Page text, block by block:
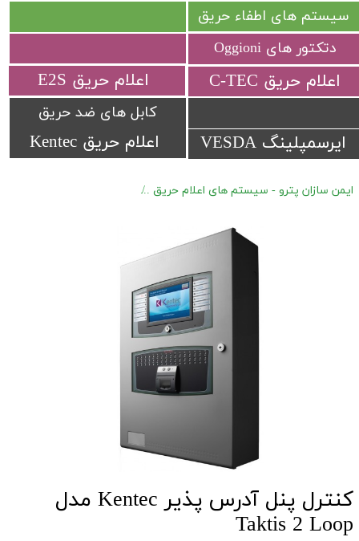
اعلام حریق Kentec
​اعلام حریق C-TEC​​​​​​​ ​اعلام حریق E2S
ایرسمپلینگ VESDA
سیستم های اطفاء حریق
کابل های ضد حریق
دتکتور های Oggioni
ایمن سازان پترو - سیستم های اعلام حریق
کنترل پنل آدرس پذیر Kentec مدل
Taktis 2 Loop